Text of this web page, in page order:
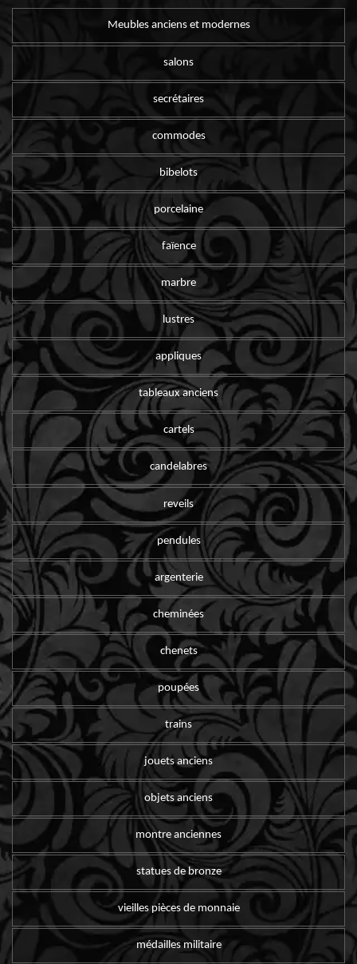
Meubles anciens et modernes
salons
secrétaires
commodes
bibelots
porcelaine
faïence
marbre
lustres
appliques
tableaux anciens
cartels
candelabres
reveils
pendules
argenterie
cheminées
chenets
poupées
trains
jouets anciens
objets anciens
montre anciennes
statues de bronze
vieilles pièces de monnaie
médailles militaire